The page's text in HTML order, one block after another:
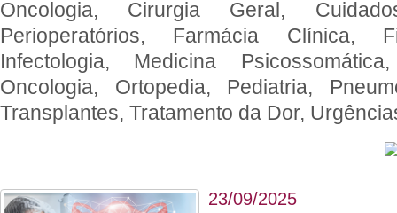
Oncologia, Cirurgia Geral,
Perioperatórios, Farmácia Clínica,
Infectologia, Medicina
Oncologia, Ortopedia, Pediatria,
Transplantes, Tratamento da Dor,
23/09/2025